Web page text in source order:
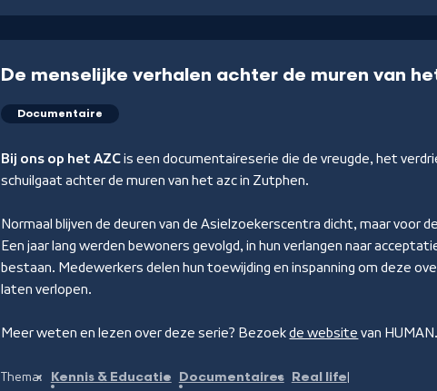
De menselijke verhalen achter de muren van
Documentaire
Bij ons op het AZCis een documentaireserie die de vreugde, het
schuilgaat achter de muren van het azc in Zutphen.
Normaal blijven de deuren van de Asielzoekerscentra dicht, maar voor
Een jaar lang werden bewoners gevolgd, in hun verlangen naar
bestaan. Medewerkers delen hun toewijding en inspanning om deze
laten verlopen.
Meer weten en lezen over deze serie? Bezoekde website van HUMAN.
Thema: Kennis & Educatie Documentaires Real life